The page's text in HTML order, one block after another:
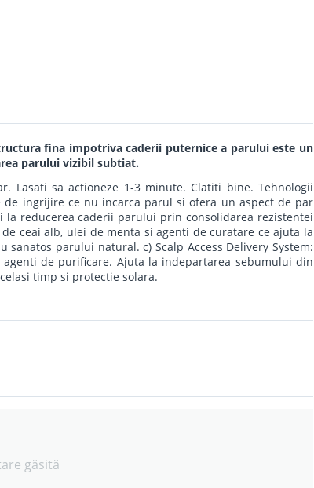
fina impotriva caderii puternice a parului este un
parului vizibil subtiat.
Lasati sa actioneze 1-3 minute. Clatiti bine. Tehnologii
de ingrijire ce nu incarca parul si ofera un aspect de par
reducerea caderii parului prin consolidarea rezistentei
ceai alb, ulei de menta si agenti de curatare ce ajuta la
parului natural. c) Scalp Access Delivery System:
de purificare. Ajuta la indepartarea sebumului din
timp si protectie solara.
găsită